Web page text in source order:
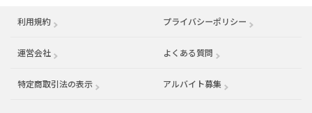
利用規約 プライバシーポリシー
運営会社 （別ウィンドウで開く） よくある質問
特定商取引法の表示 アルバイト募集 （別ウィンドウで開く